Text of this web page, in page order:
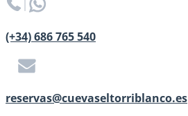
(+34) 686 765 540
reservas@cuevaseltorriblanco.es